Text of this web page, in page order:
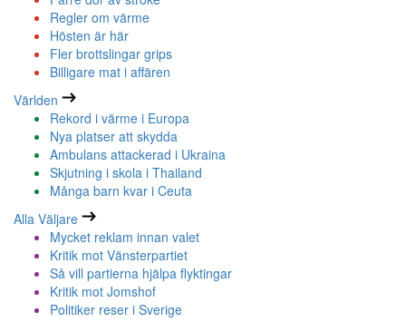
Regler om värme
Hösten är här
Fler brottslingar grips
Billigare mat i affären
Världen
Rekord i värme i Europa
Nya platser att skydda
Ambulans attackerad i Ukraina
Skjutning i skola i Thailand
Många barn kvar i Ceuta
Alla Väljare
Mycket reklam innan valet
Kritik mot Vänsterpartiet
Så vill partierna hjälpa flyktingar
Kritik mot Jomshof
Politiker reser i Sverige